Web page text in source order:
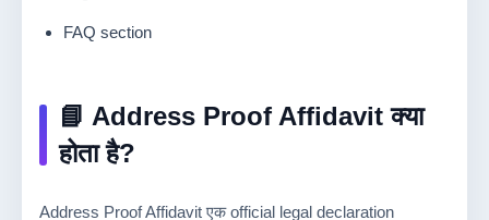
FAQ section
📘 Address Proof Affidavit क्या
होता है?
Address Proof Affidavit एक official legal declaration